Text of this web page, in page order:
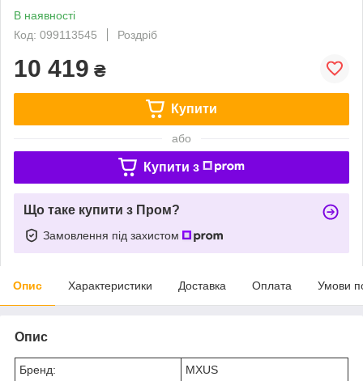
В наявності
Код: 099113545
Роздріб
10 419 ₴
Купити
або
Купити з
Що таке купити з Пром?
Замовлення під захистом
Опис Характеристики Доставка Оплата Умови
Опис
Бренд:
MXUS